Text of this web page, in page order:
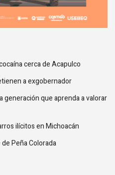
cerca de Acapulco
a exgobernador
generación que aprenda a valorar
ilícitos en Michoacán
Peña Colorada